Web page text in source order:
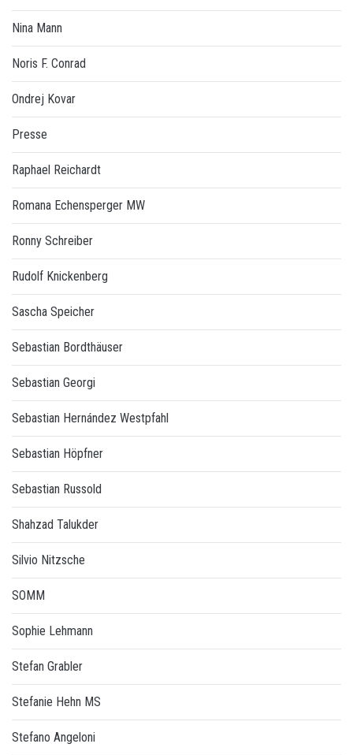
Nina Mann
Noris F. Conrad
Ondrej Kovar
Presse
Raphael Reichardt
Romana Echensperger MW
Ronny Schreiber
Rudolf Knickenberg
Sascha Speicher
Sebastian Bordthäuser
Sebastian Georgi
Sebastian Hernández Westpfahl
Sebastian Höpfner
Sebastian Russold
Shahzad Talukder
Silvio Nitzsche
SOMM
Sophie Lehmann
Stefan Grabler
Stefanie Hehn MS
Stefano Angeloni